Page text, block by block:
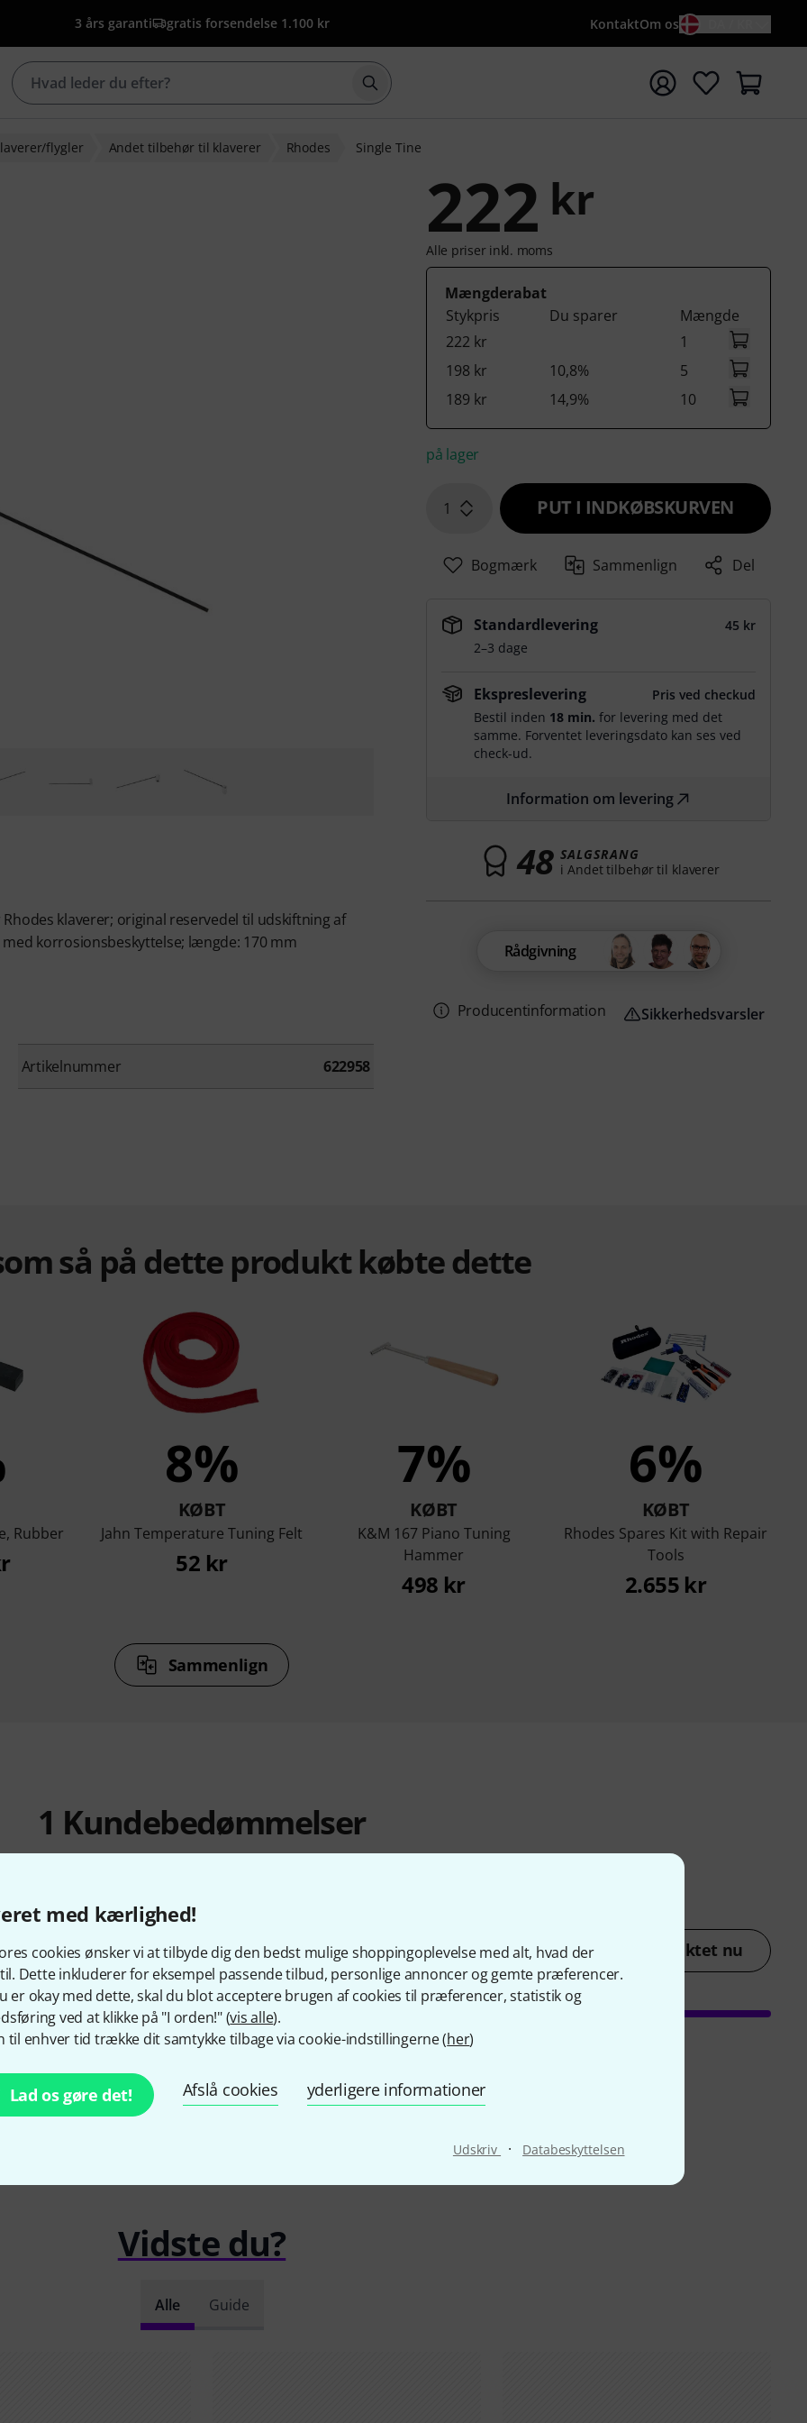
med kærlighed!
cookies ønsker vi at tilbyde dig den bedst mulige shoppingoplevelse med alt, hvad der
Dette inkluderer for eksempel passende tilbud, personlige annoncer og gemte præferencer.
er okay med dette, skal du blot acceptere brugen af cookies til præferencer, statistik og
ved at klikke på "I orden!" (vis alle).
til enhver tid trække dit samtykke tilbage via cookie-indstillingerne (her)
Lad os gøre det! Afslå cookies yderligere informationer
Udskriv · Databeskyttelsen
3 års garanti gratis forsendelse 1.100 kr KontaktOm os
Start søgning med søgeord {searchTerm}
flygler Andet tilbehør til klaverer Rhodes Single Tine
klaverer; original reservedel til udskiftning af
korrosionsbeskyttelse; længde: 170 mm
Artikelnummer 622958
222 kr
Alle priser inkl. moms
Mængderabat
Stykpris
Du sparer
Mængde
222 kr
1
198 kr
10,8%
5
189 kr
14,9% 10
på lager
1 PUT I INDKØBSKURVEN
Bogmærk Sammenlign Del
Standardlevering
45 kr
2–3 dage
Ekspreslevering
Pris ved checkud
Bestil inden 18 min. for levering med det
samme. Forventet leveringsdato kan ses ved
check-ud.
Information om levering
48 SALGSRANG
i Andet tilbehør til klaverer
Rådgivning
Producentinformation Sikkerhedsvarsler
så på dette produkt købte dette
Rubber
8%
KØBT
Jahn Temperature Tuning Felt
52 kr
7%
KØBT
K&M 167 Piano Tuning
Hammer
498 kr
6%
KØBT
Rhodes Spares Kit with Repair
Tools
2.655 kr
Sammenlign
1 Kundebedømmelser
5/ 5 lav en vurdering af produktet nu
Vidste du?
Alle Guide